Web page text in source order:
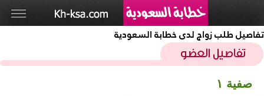
تفاصيل طلب زواج لدى خطابة السعودية
صفية ١